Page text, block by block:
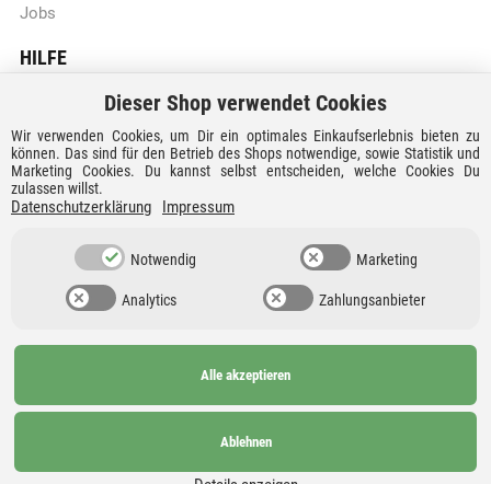
Jobs
HILFE
Batteriegesetzhinweise
Vertrag widerrufen
Versandkosten und Lieferzeiten
Zahlungsarten
Widerrufsrecht
Datenschutz
versandkostenfrei nach
Dieser Shop verwendet Cookies
Wir verwenden Cookies, um Dir ein optimales Einkaufserlebnis bieten zu
können. Das sind für den Betrieb des Shops notwendige, sowie Statistik und
Marketing Cookies. Du kannst selbst entscheiden, welche Cookies Du
zulassen willst.
Datenschutzerklärung Impressum
Notwendig Marketing
Analytics Zahlungsanbieter
Alle akzeptieren
Ablehnen